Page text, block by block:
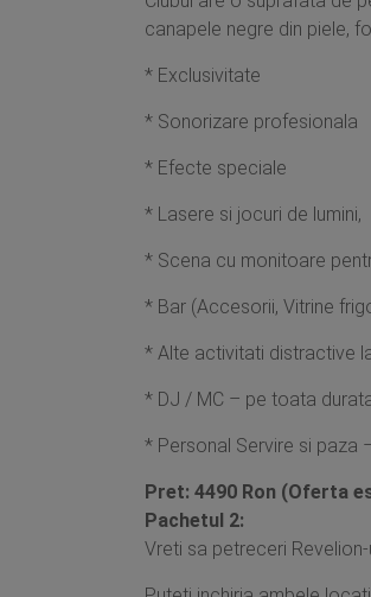
canapele negre din piele,
* Exclusivitate
* Sonorizare profesionala
* Efecte speciale
* Lasere si jocuri de lumini,
* Scena cu monitoare
* Bar (Accesorii, Vitrine
* Alte activitati distractive
* DJ / MC – pe toata
* Personal Servire si paza
Pret: 4490 Ron (Oferta
Pachetul 2:
Vreti sa petreceri